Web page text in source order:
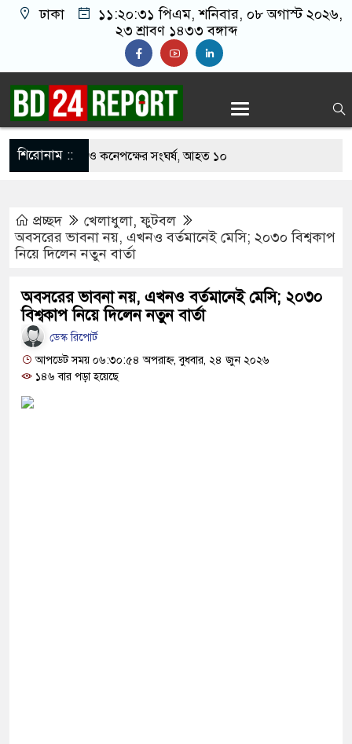
ঢাকা ১১:২০:৩২ পিএম, শনিবার, ০৮ অগাস্ট ২০২৬,
২৩ শ্রাবণ ১৪৩৩ বঙ্গাব্দ
শিরোনাম ::
খাবার নিয়ে বর ও কনেপক্ষের সংঘর্ষ, আহত ১০
শঙ্কায় দেশজুড়ে পুলিশের সতর্কতা জারি
আ.লীগের গোপন বৈঠক থেকে গ্রেপ্তার ৬
যুবদল সভাপতি আটক, ভিডিও ভাইরাল
দায়ী থাকবে জামায়াত-এনসিপি: রাশেদ খাঁন
দিলেন জামায়াত বহিষ্কাকৃত গাজী নজরুলের ১২
প্রচ্ছদ খেলাধুলা,ফুটবল
অবসরের ভাবনা নয়, এখনও বর্তমানেই মেসি; ২০৩০ বিশ্বকাপ
নিয়ে দিলেন নতুন বার্তা
অবসরের ভাবনা নয়, এখনও বর্তমানেই মেসি; ২০৩০
বিশ্বকাপ নিয়ে দিলেন নতুন বার্তা
ডেস্ক রিপোর্ট
আপডেট সময় ০৬:৩০:৫৪ অপরাহ্ন, বুধবার, ২৪ জুন ২০২৬
১৪৬ বার পড়া হয়েছে